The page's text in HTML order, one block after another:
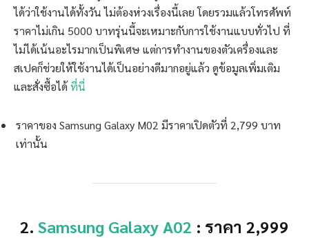
ได้ว่าใช้งานได้ทั้งวัน ไม่ต้องห่วงเรื่องนี้เลย โดยรวมแล้วโทรศัพท์
ราคาไม่เกิน 5000 บาทรุ่นนี้จะเหมาะกับการใช้งานแบบทั่วไป ที่
ไม่ได้เน้นอะไรมากเป็นพิเศษ แต่การทำงานของตัวเครื่องและ
สเปคก็ช่วยให้ใช้งานได้เป็นอย่างดีมากอยู่แล้ว ดูข้อมูลเพิ่มเติม
และสั่งซื้อได้ที่นี่
ราคาของ Samsung Galaxy M02 มีราคาเปิดตัวที่ 2,799 บาท
เท่านั้น
2. Samsung Galaxy A02 : ราคา 2,999